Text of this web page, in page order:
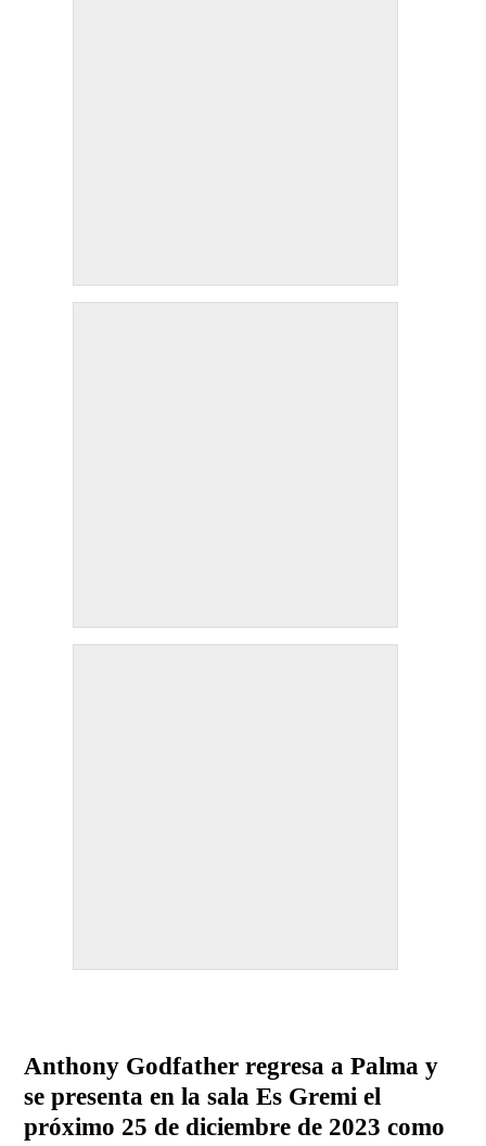
Anthony Godfather regresa a Palma y
se presenta en la sala Es Gremi el
próximo 25 de diciembre de 2023 como